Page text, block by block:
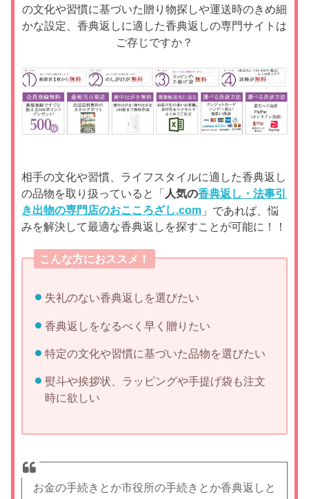
の文化や習慣に基づいた贈り物探しや運送時のきめ細
かな設定、香典返しに適した香典返しの専門サイトは
ご存じですか？
相手の文化や習慣、ライフスタイルに適した香典返し
の品物を取り扱っていると「 人気の香典返し・法事引
き出物の専門店のおこころざし.com 」であれば、悩
みを解決して最適な香典返しを探すことが可能に！！
こんな方におススメ！
失礼のない香典返しを選びたい
香典返しをなるべく早く贈りたい
特定の文化や習慣に基づいた品物を選びたい
熨斗や挨拶状、ラッピングや手提げ袋も注文
時に欲しい
お金の手続きとか市役所の手続きとか香典返しと